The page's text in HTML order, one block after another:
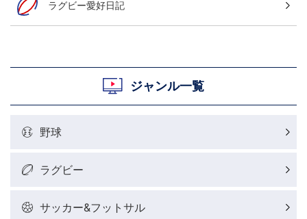
ラグビー愛好日記
ジャンル一覧
野球
ラグビー
サッカー&フットサル